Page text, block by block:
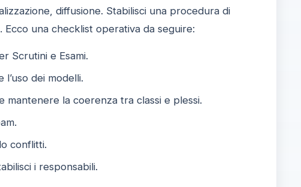
diffusione. Stabilisci una procedura di
una checklist operativa da seguire:
Scrutini e Esami.
dei modelli.
mantenere la coerenza tra classi e plessi.
conflitti.
i responsabili.